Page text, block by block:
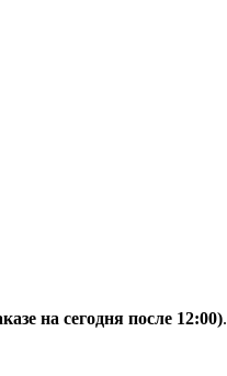
на сегодня после 12:00).